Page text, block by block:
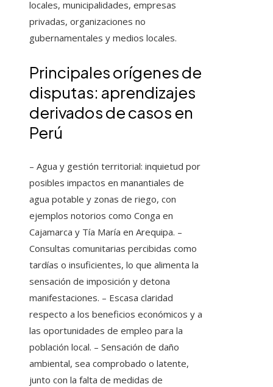
locales, municipalidades, empresas
privadas, organizaciones no
gubernamentales y medios locales.
Principales orígenes de
disputas: aprendizajes
derivados de casos en
Perú
– Agua y gestión territorial: inquietud por
posibles impactos en manantiales de
agua potable y zonas de riego, con
ejemplos notorios como Conga en
Cajamarca y Tía María en Arequipa. –
Consultas comunitarias percibidas como
tardías o insuficientes, lo que alimenta la
sensación de imposición y detona
manifestaciones. – Escasa claridad
respecto a los beneficios económicos y a
las oportunidades de empleo para la
población local. – Sensación de daño
ambiental, sea comprobado o latente,
junto con la falta de medidas de